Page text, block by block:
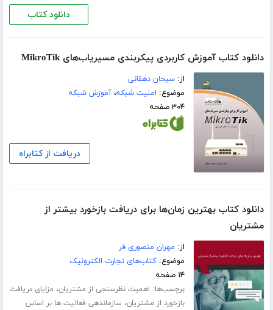
دانلود کتاب
دانلود کتاب آموزش کاربردی پیکربندی مسیریاب‌های MikroTik
از:سبحان دهقانی
موضوع: امنیت شبکه،آموزش شبکه
۳۰۴ صفحه
دریافت از کتابراه
دانلود کتاب بهترین زمان‌ها برای دریافت بازخورد بیشتر از
مشتریان
از: مهران منصوری فر
موضوع:کتاب‌های تجارت الکترونیک
۱۴ صفحه
برچسب‌ها: اهمیت نظرسنجی از مشتریان، مزایای دریافت
بازخورد از مشتریان، سازماندهی فعالیت ها بر اساس